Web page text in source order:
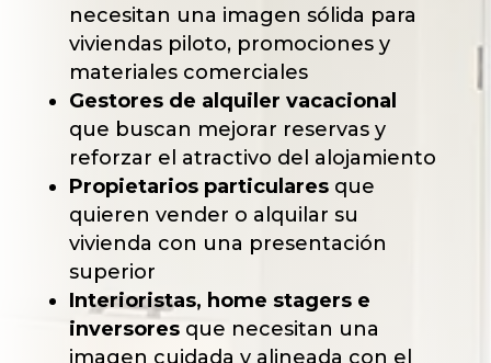
necesitan una imagen sólida para
viviendas piloto, promociones y
materiales comerciales
Gestores de alquiler vacacional
que buscan mejorar reservas y
reforzar el atractivo del alojamiento
Propietarios particularesque
quieren vender o alquilar su
vivienda con una presentación
superior
Interioristas, home stagers e
inversoresque necesitan una
imagen cuidada y alineada con el